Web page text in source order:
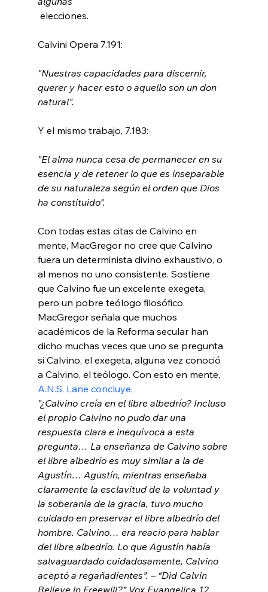
"Nuestras capacidades para discernir,
querer y hacer esto o aquello son un don
natural".
"El alma nunca cesa de permanecer en su
esencia y de retener lo que es inseparable
de su naturaleza según el orden que Dios
ha constituido".
Con todas estas citas de Calvino en
mente, MacGregor no cree que Calvino
fuera un determinista divino exhaustivo, o
al menos no uno consistente. Sostiene
que Calvino fue un excelente exegeta,
pero un pobre teólogo filosófico.
MacGregor señala que muchos
académicos de la Reforma secular han
dicho muchas veces que uno se pregunta
si Calvino, el exegeta, alguna vez conoció
a Calvino, el teólogo. Con esto en mente,
A.N.S. Lane concluye,
"¿Calvino creía en el libre albedrío? Incluso
el propio Calvino no pudo dar una
respuesta clara e inequívoca a esta
pregunta… La enseñanza de Calvino sobre
el libre albedrío es muy similar a la de
Agustín… Agustín, mientras enseñaba
claramente la esclavitud de la voluntad y
la soberanía de la gracia, tuvo mucho
cuidado en preservar el libre albedrío del
hombre. Calvino… era reacio para hablar
del libre albedrío. Lo que Agustín había
salvaguardado cuidadosamente, Calvino
aceptó a regañadientes”. – “Did Calvin
Believe in Freewill?” Vox Evangelica 12